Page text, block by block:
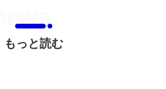
もっと読む